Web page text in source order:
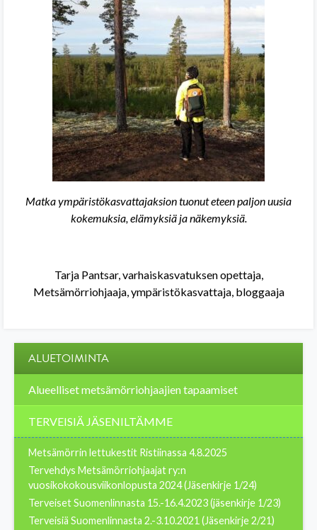
Matka ympäristökasvattajaksion tuonut eteen paljon uusia
kokemuksia, elämyksiä ja näkemyksiä.
Tarja Pantsar, varhaiskasvatuksen opettaja,
Metsämörriohjaaja, ympäristökasvattaja, bloggaaja
ALUETOIMINTA
Alueelliset metsämörriohjaajien tapaamiset
TERVEISIÄ JÄSENILTÄMME
Metsämörrin lettukestit Ristiinassa 4.8.2025
Tervehdys Metsämörriohjaajat ry:n
vuosikokokousviikonlopusta 2024 (Jäsenkirje 1/24)
Terveiset Suomenlinnasta 15.-16.4.2023 (jäsenkirje 1/23)
Terveisiä Suomenlinnasta 2.-3.10.2021 (Jäsenkirje 2/21)